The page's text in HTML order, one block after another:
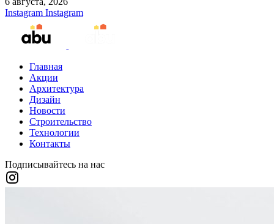
Instagram Instagram
Главная
Акции
Архитектура
Дизайн
Новости
Строительство
Технологии
Контакты
Подписывайтесь на нас